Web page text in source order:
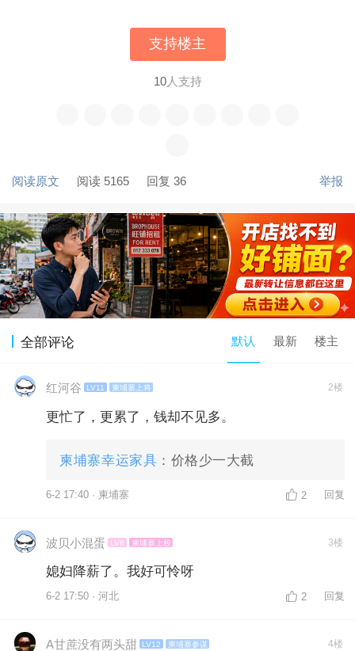
支持楼主
10人支持
阅读原文 阅读 5165 回复 36 举报
全部评论 默认 最新 楼主
红河谷 LV11 柬埔寨上将 2楼
更忙了，更累了，钱却不见多。
柬埔寨幸运家具 ：价格少一大截
6-2 17:40 · 柬埔寨 2 回复
波贝小混蛋 LV8 柬埔寨上校 3楼
媳妇降薪了。我好可怜呀
6-2 17:50 · 河北 2 回复
A甘蔗没有两头甜 LV12 柬埔寨参谋 4楼